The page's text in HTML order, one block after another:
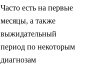
Часто есть на первые
месяцы, а также
выжидательный
период по некоторым
диагнозам